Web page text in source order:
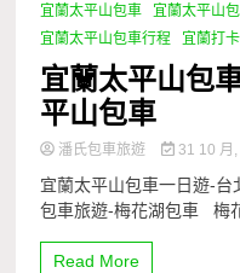
宜蘭太平山包車
宜蘭太平山
宜蘭太平山包車行程
宜蘭打
宜蘭太平山包
平山包車
潘氏包車旅遊 31 10 月,
宜蘭太平山包車一日遊-
包車旅遊-梅花湖包車 梅
Read More